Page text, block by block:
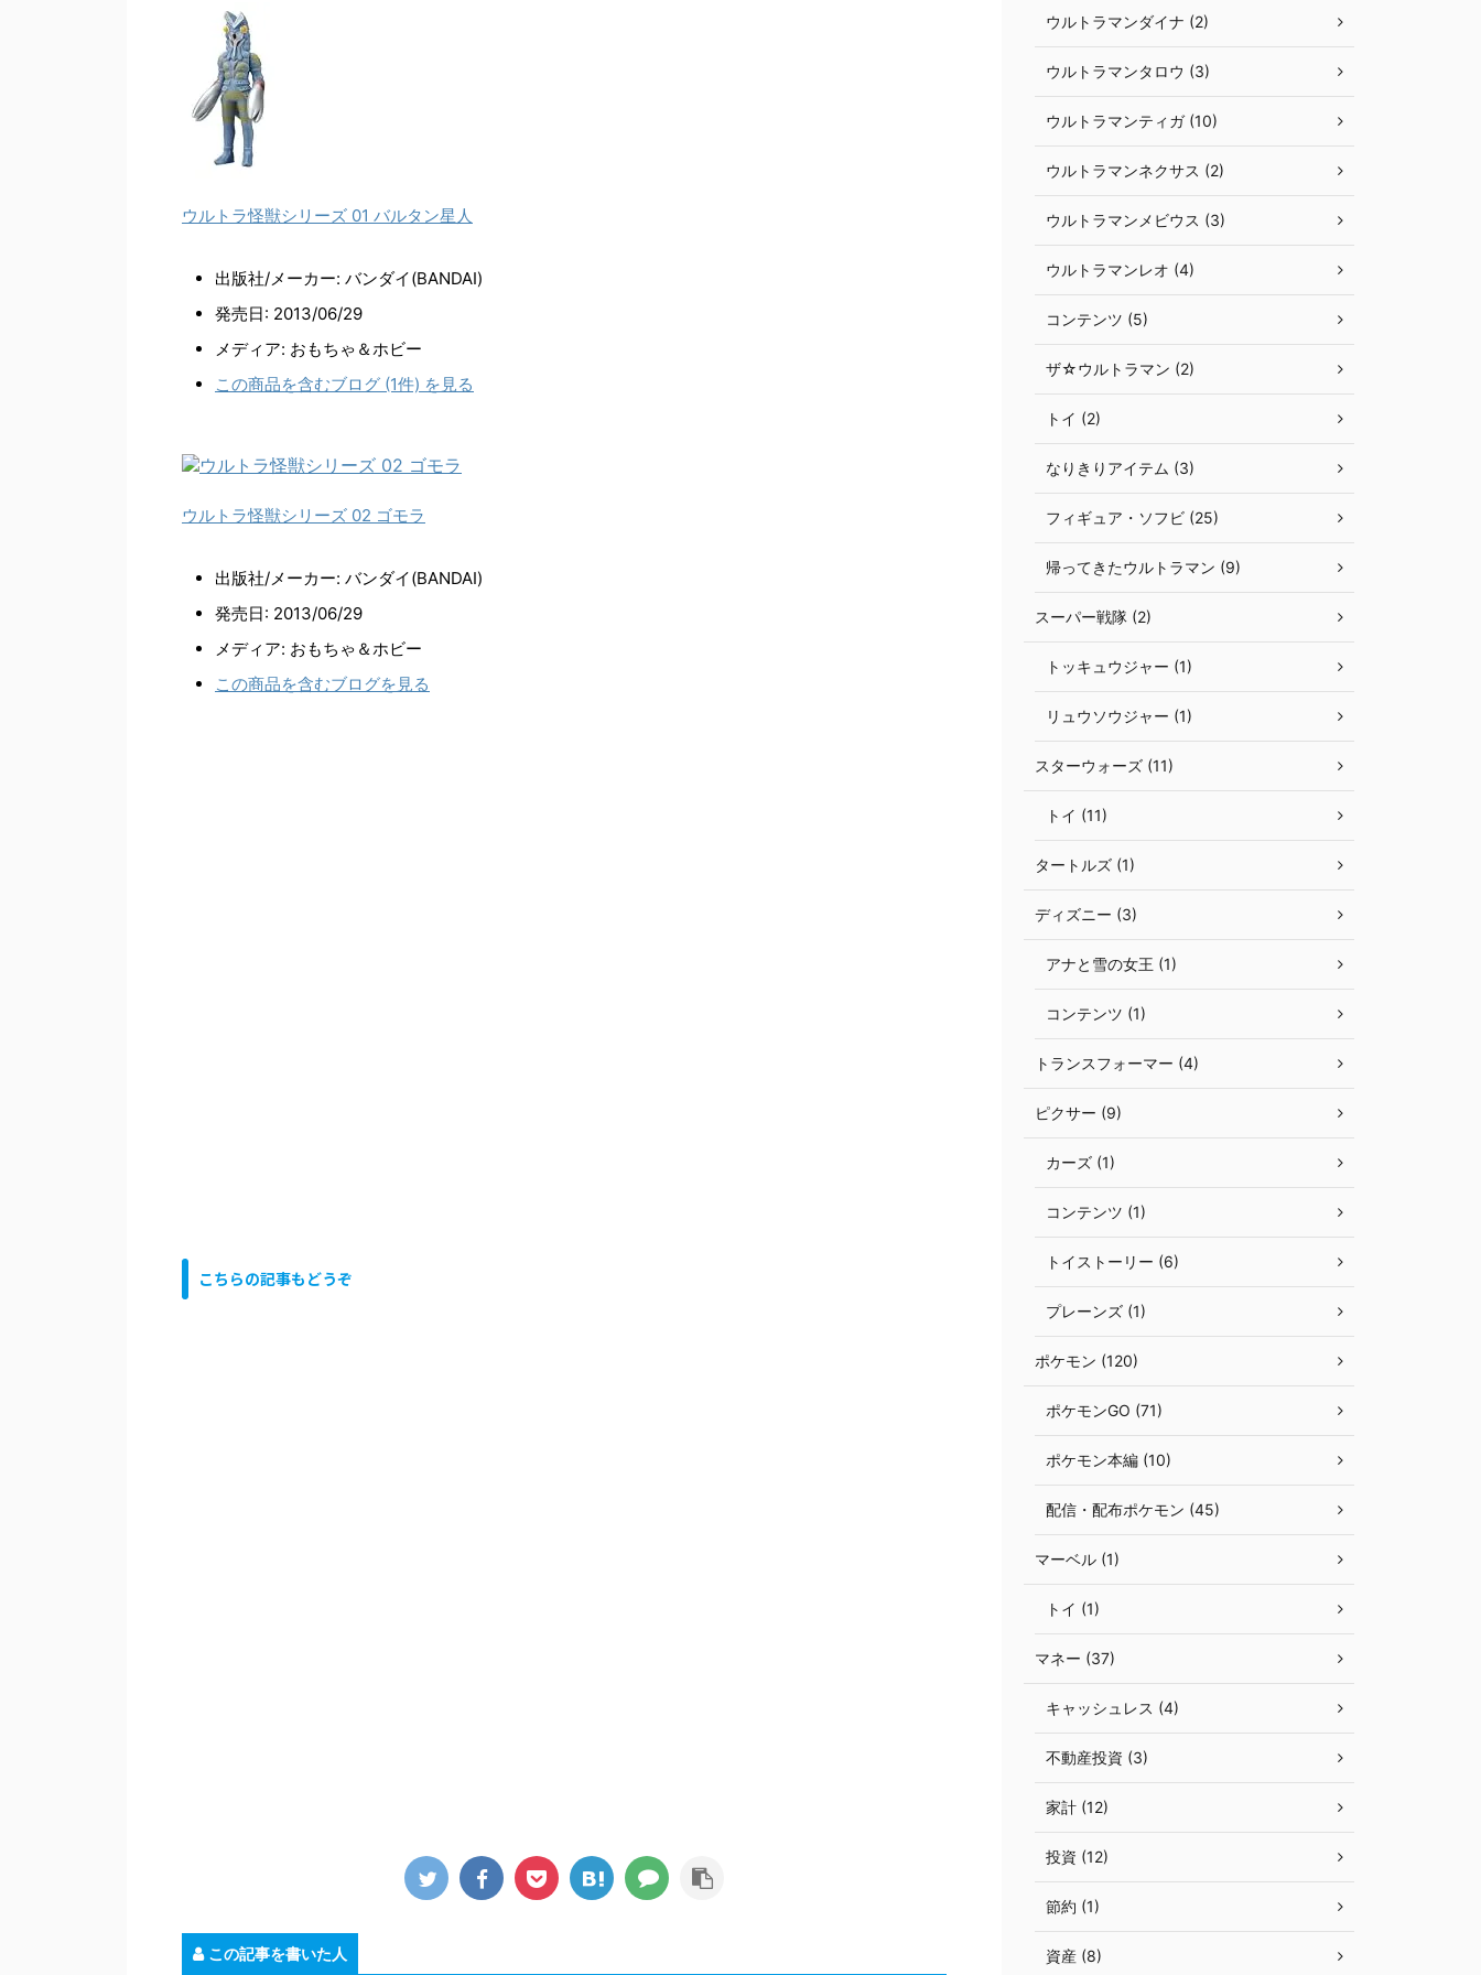
ウルトラ怪獣シリーズ 01 バルタン星人
出版社/メーカー: バンダイ(BANDAI)
発売日: 2013/06/29
メディア: おもちゃ＆ホビー
この商品を含むブログ (1件) を見る
ウルトラ怪獣シリーズ 02 ゴモラ
出版社/メーカー: バンダイ(BANDAI)
発売日: 2013/06/29
メディア: おもちゃ＆ホビー
この商品を含むブログを見る
こちらの記事もどうぞ
この記事を書いた人
ウルトラマンダイナ (2)
ウルトラマンタロウ (3)
ウルトラマンティガ (10)
ウルトラマンネクサス (2)
ウルトラマンメビウス (3)
ウルトラマンレオ (4)
コンテンツ (5)
ザ☆ウルトラマン (2)
トイ (2)
なりきりアイテム (3)
フィギュア・ソフビ (25)
帰ってきたウルトラマン (9)
スーパー戦隊 (2)
トッキュウジャー (1)
リュウソウジャー (1)
スターウォーズ (11)
トイ (11)
タートルズ (1)
ディズニー (3)
アナと雪の女王 (1)
コンテンツ (1)
トランスフォーマー (4)
ピクサー (9)
カーズ (1)
コンテンツ (1)
トイストーリー (6)
プレーンズ (1)
ポケモン (120)
ポケモンGO (71)
ポケモン本編 (10)
配信・配布ポケモン (45)
マーベル (1)
トイ (1)
マネー (37)
キャッシュレス (4)
不動産投資 (3)
家計 (12)
投資 (12)
節約 (1)
資産 (8)